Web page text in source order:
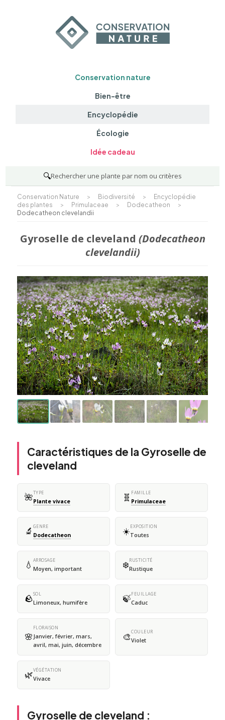
Conservation nature
Bien-être
Encyclopédie
Écologie
Idée cadeau
🔍Rechercher une plante par nom ou critères
Conservation Nature > Biodiversité >
Encyclopédie
des plantes
> Primulaceae > Dodecatheon
>
Dodecatheon clevelandii
Gyroselle de cleveland (Dodecatheon
clevelandii)
Caractéristiques de la Gyroselle de
cleveland
🌺TYPE
Plante vivace 🧬 FAMILLE
Primulaceae
🔬 GENRE
Dodecatheon ☀️EXPOSITION
Toutes
💧 ARROSAGE
Moyen, important ❄️RUSTICITÉ
Rustique
🪨SOL
Limoneux, humifère 🍃FEUILLAGE
Caduc
🌸
FLORAISON
Janvier, février, mars,
avril, mai, juin, décembre
🎨COULEUR
Violet
🌿VÉGÉTATION
Vivace
Gyroselle de cleveland :